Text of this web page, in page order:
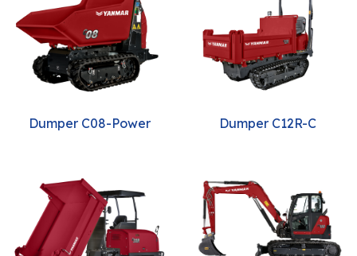
Dumper C08-Power Dumper C12R-C